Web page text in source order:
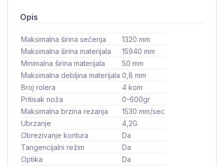
Opis
Maksimalna širina sečenja
1320 mm
Maksimalna širina materijala
15940 mm
Minimalna širina materijala
50 mm
Maksimalna debljina materijala 0,8 mm
Broj rolera
4 kom
Pritisak noža
0-600gr
Maksimalna brzina rezanja
1530 mm/sec
Ubrzanje
4,2G
Obrezivanje kontura
Da
Tangencijalni režim
Da
Optika
Da